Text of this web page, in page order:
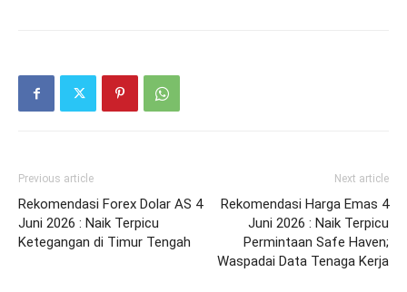
Previous article
Rekomendasi Forex Dolar AS 4
Juni 2026 : Naik Terpicu
Ketegangan di Timur Tengah
Next article
Rekomendasi Harga Emas 4
Juni 2026 : Naik Terpicu
Permintaan Safe Haven;
Waspadai Data Tenaga Kerja